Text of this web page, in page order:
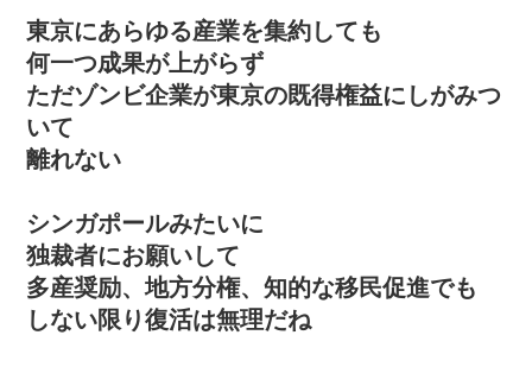
東京にあらゆる産業を集約しても
何一つ成果が上がらず
ただゾンビ企業が東京の既得権益にしがみつ
いて
離れない
シンガポールみたいに
独裁者にお願いして
多産奨励、地方分権、知的な移民促進でも
しない限り復活は無理だね